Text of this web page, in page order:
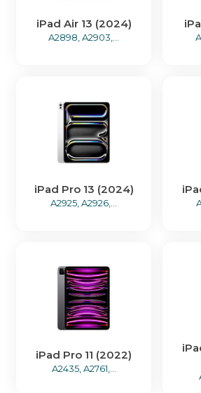
iPad Air 13 (2024)
A2898, A2903,...
iPad Pro 13 (2024)
A2925, A2926,...
iPad Pro 11 (2022)
A2435, A2761,...